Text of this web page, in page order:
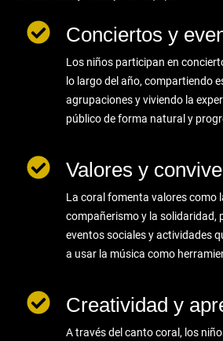
Conciertos y
Los niños participan en
lo largo del año, compartiendo
agrupaciones y viviendo la
público de forma natural y
Valores y
La coral fomenta valores como
compañerismo y la solidaridad,
eventos sociales y actividades
a usar la música como
Creatividad y
A través del canto coral, los